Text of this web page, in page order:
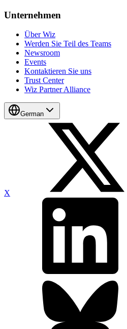
Unternehmen
Über Wiz
Werden Sie Teil des Teams
Newsroom
Events
Kontaktieren Sie uns
Trust Center
Wiz Partner Alliance
German
X